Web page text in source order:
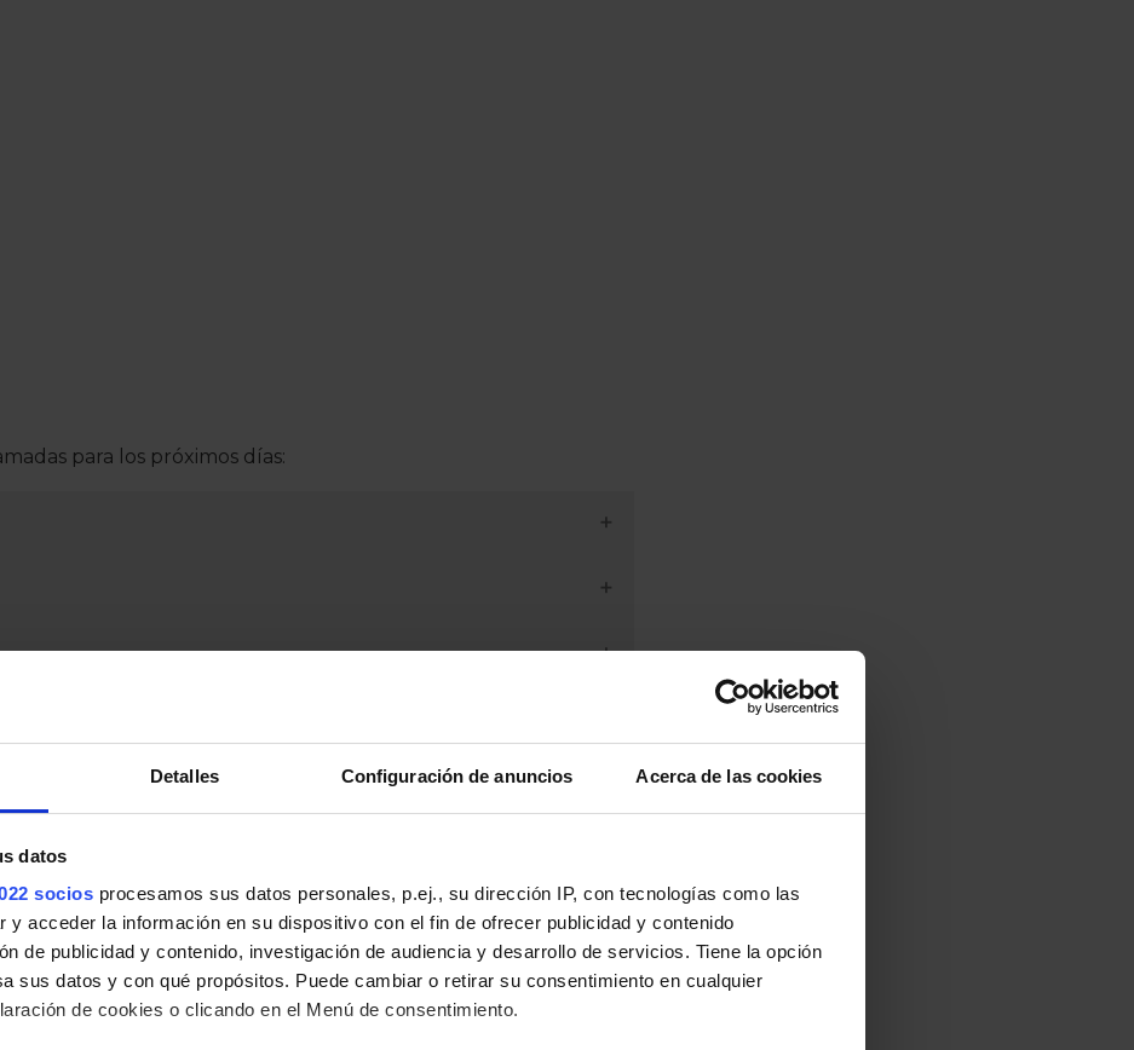
Detalles Configuración de anuncios Acerca de las cookies
datos
socios procesamos sus datos personales, p.ej., su dirección IP, con tecnologías como las
y acceder la información en su dispositivo con el fin de ofrecer publicidad y contenido
de publicidad y contenido, investigación de audiencia y desarrollo de servicios. Tiene la opción
sus datos y con qué propósitos. Puede cambiar o retirar su consentimiento en cualquier
de cookies o clicando en el Menú de consentimiento.
para los próximos días: